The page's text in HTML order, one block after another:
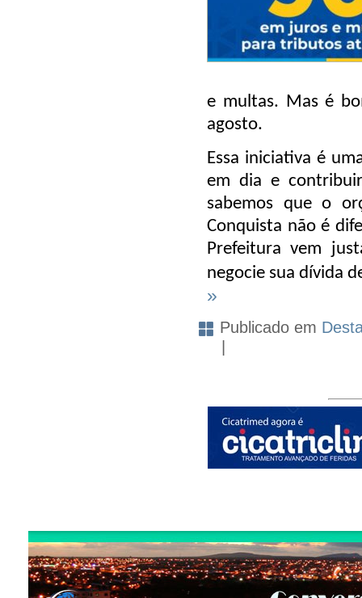
e multas. Mas é
agosto.
Essa iniciativa é
em dia e
sabemos que o
Conquista não é
Prefeitura vem
negocie sua dívida
»
Publicado em
|